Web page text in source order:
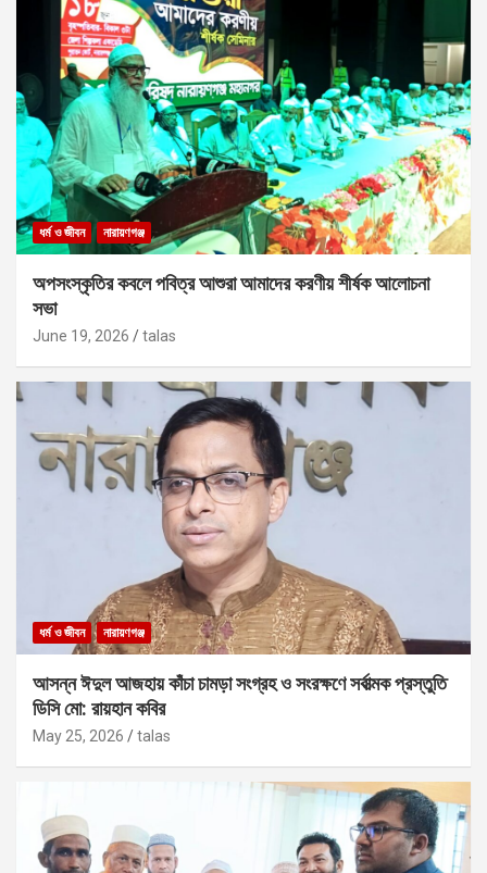
ধর্ম ও জীবন নারায়ণগঞ্জ
অপসংস্কৃতির কবলে পবিত্র আশুরা আমাদের করণীয় শীর্ষক আলোচনা
সভা
June 19, 2026 talas
ধর্ম ও জীবন নারায়ণগঞ্জ
আসন্ন ঈদুল আজহায় কাঁচা চামড়া সংগ্রহ ও সংরক্ষণে সর্বাত্মক প্রস্তুতি
ডিসি মো: রায়হান কবির
May 25, 2026 talas